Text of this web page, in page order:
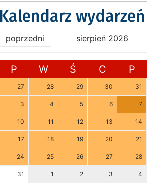
Kalendarz wydarzeń
poprzedni sierpień 2026
P W Ś C P
27 28 29 30 31
3 4 5 6 7
10 11 12 13 14
17 18 19 20 21
24 25 26 27 28
31 1 2 3 4